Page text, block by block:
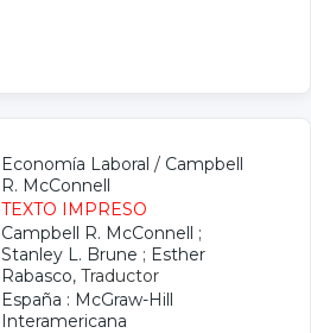
Economía Laboral / Campbell
R. McConnell
TEXTO IMPRESO
Campbell R. McConnell ;
Stanley L. Brune ; Esther
Rabasco, Traductor
España : McGraw-Hill
Interamericana